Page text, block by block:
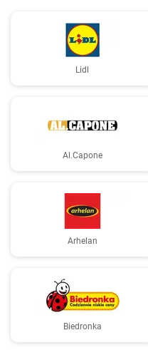
Lidl
Al.Capone
Arhelan
Biedronka